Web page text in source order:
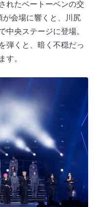
れたベートーベンの交
会場に響くと、川尻
中央ステージに登場。
弾くと、暗く不穏だっ
す。